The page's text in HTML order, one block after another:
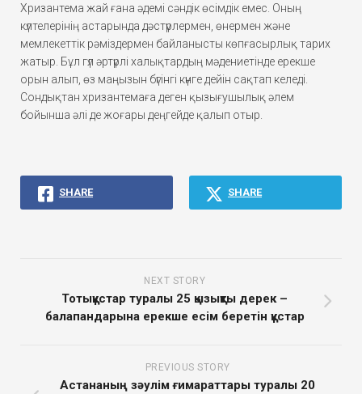
Хризантема жай ғана әдемі сәндік өсімдік емес. Оның
күлтелерінің астарында дәстүрлермен, өнермен және
мемлекеттік рәміздермен байланысты көпғасырлық тарих
жатыр. Бұл гүл әртүрлі халықтардың мәдениетінде ерекше
орын алып, өз маңызын бүгінгі күнге дейін сақтап келеді.
Сондықтан хризантемаға деген қызығушылық әлем
бойынша әлі де жоғары деңгейде қалып отыр.
SHARE SHARE
NEXT STORY
Тотықұстар туралы 25 қызықты дерек –
балапандарына ерекше есім беретін құстар
PREVIOUS STORY
Астананың зәулім ғимараттары туралы 20